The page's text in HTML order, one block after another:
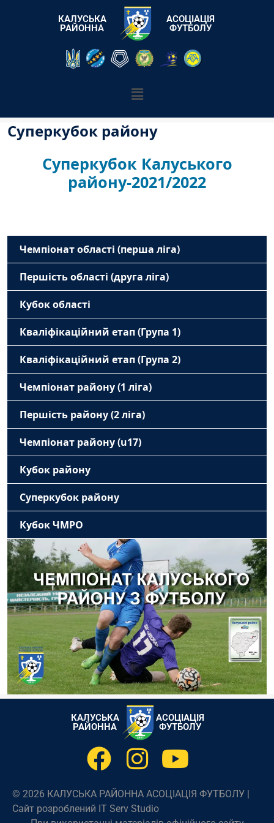
КАЛУСЬКА
РАЙОННА
АСОЦІАЦІЯ
ФУТБОЛУ
Суперкубок району
Суперкубок Калуського
району-2021/2022
Чемпіонат області (перша ліга)
Першість області (друга ліга)
Кубок області
Кваліфікаційний етап (Група 1)
Кваліфікаційний етап (Група 2)
Чемпіонат району (1 ліга)
Першість району (2 ліга)
Чемпіонат району (u17)
Кубок району
Суперкубок району
Кубок ЧМРО
КАЛУСЬКА
РАЙОННА
АСОЦІАЦІЯ
ФУТБОЛУ
© 2026 КАЛУСЬКА РАЙОННА АСОЦІАЦІЯ ФУТБОЛУ |
Сайт розроблений IT Serv Studio